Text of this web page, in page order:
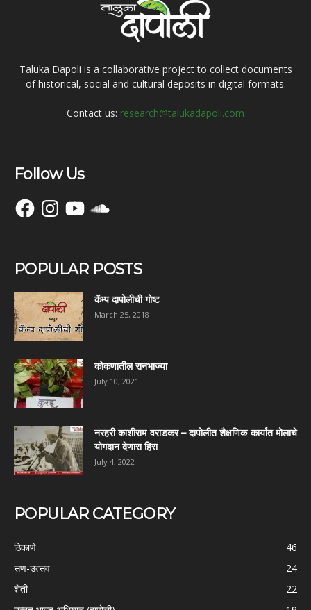
Taluka Dapoli is a collaborative project to collect documents
of historical, social and cultural deposits in digital formats.
Contact us: research@talukadapoli.com
Follow Us
FacebookInstagram
YouTube
POPULAR POSTS
कॅम्प दापोलीची गोष्ट
March 25, 2018
कोकणातील रानभाज्या
July 10, 2021
नरहरी काशीराम वराडकर – दापोलीत शैक्षणिक कार्यात मोलाचे
योगदान देणारा हिरा
July 4, 2022
POPULAR CATEGORY
ठिकाणे
46
सण-उत्सव
24
शेती
22